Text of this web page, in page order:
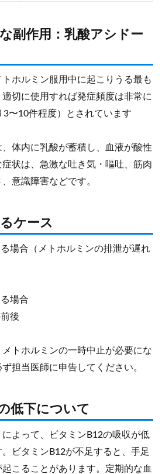
副作用：乳酸アシドー
ホルミン服用中に起こりうる最も
切に使用すれば発症頻度は非常に
〜10件程度）とされています
体内に乳酸が蓄積し、血液が酸性
状は、急激な吐き気・嘔吐、筋肉
意識障害などです。
ケース
場合（メトホルミンの排泄が遅れ
場合
後
メトホルミンの一時中止が必要にな
担当医師に申告してください。
低下について
よって、ビタミンB12の吸収が低
ビタミンB12が不足すると、手足
こることがあります。定期的な血